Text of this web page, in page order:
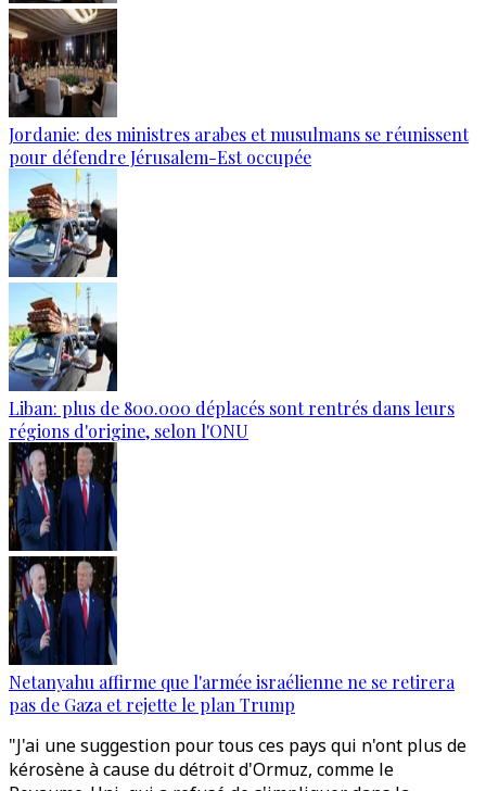
Jordanie: des ministres arabes et musulmans se réunissent
pour défendre Jérusalem-Est occupée
Liban: plus de 800.000 déplacés sont rentrés dans leurs
régions d'origine, selon l'ONU
Netanyahu affirme que l'armée israélienne ne se retirera
pas de Gaza et rejette le plan Trump
"J'ai une suggestion pour tous ces pays qui n'ont plus de
kérosène à cause du détroit d'Ormuz, comme le